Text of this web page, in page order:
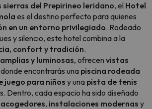
sierras del Prepirineo leridano, el Hotel
es el destino perfecto para quienes
en un entorno privilegiado. Rodeado
y silencio, este hotel combina a la
confort y tradición.
y luminosas, ofrecen vistas
donde encontrarás una piscina rodeada
juego para niñosy una pista de tenis
Dentro, cada espacio ha sido diseñado
, instalaciones modernas y